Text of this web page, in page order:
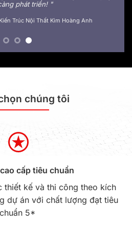
Chủ phòng khám Đông Y Phúc Mạc Đường
chúng tôi
cấp tiêu chuẩn
thiết kế và thi công theo kích
dự án với chất lượng đạt tiêu
chuẩn 5*